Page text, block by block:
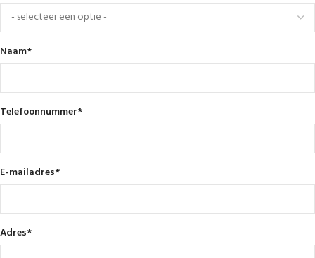
Naam*
Telefoonnummer*
E-mailadres*
Adres*